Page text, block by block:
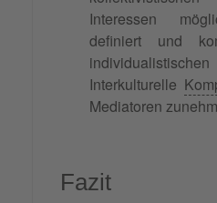
Interessen
definiert und
Interkulturelle
Mediatoren
Fazit